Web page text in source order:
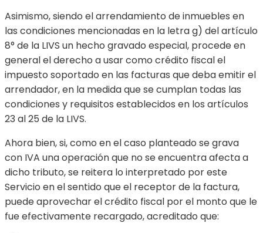
Asimismo, siendo el arrendamiento de inmuebles en
las condiciones mencionadas en la letra g) del artículo
8° de la LIVS un hecho gravado especial, procede en
general el derecho a usar como crédito fiscal el
impuesto soportado en las facturas que deba emitir el
arrendador, en la medida que se cumplan todas las
condiciones y requisitos establecidos en los artículos
23 al 25 de la LIVS.
Ahora bien, si, como en el caso planteado se grava
con IVA una operación que no se encuentra afecta a
dicho tributo, se reitera lo interpretado por este
Servicio en el sentido que el receptor de la factura,
puede aprovechar el crédito fiscal por el monto que le
fue efectivamente recargado, acreditado que: